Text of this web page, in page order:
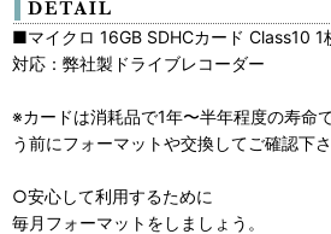
■マイクロ 16GB SDHCカード Class10 1
対応：弊社製ドライブレコーダー
※カードは消耗品で1年〜半年程度の寿命
う前にフォーマットや交換してご確認下さ
○安心して利用するために
毎月フォーマットをしましょう。